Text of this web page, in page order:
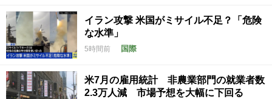
イラン攻撃 米国がミサイル不足？「危険
な水準」
5時間前 国際
米7月の雇用統計 非農業部門の就業者数
2.3万人減 市場予想を大幅に下回る